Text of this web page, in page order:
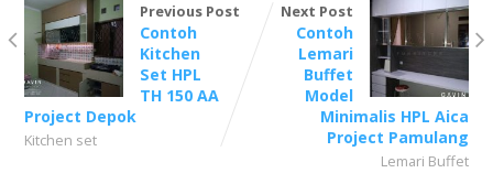
Previous Post
Contoh
Kitchen
Set HPL
TH 150 AA
Project Depok
Kitchen set
Next Post
Contoh
Lemari
Buffet
Model
Minimalis HPL Aica
Project Pamulang
Lemari Buffet